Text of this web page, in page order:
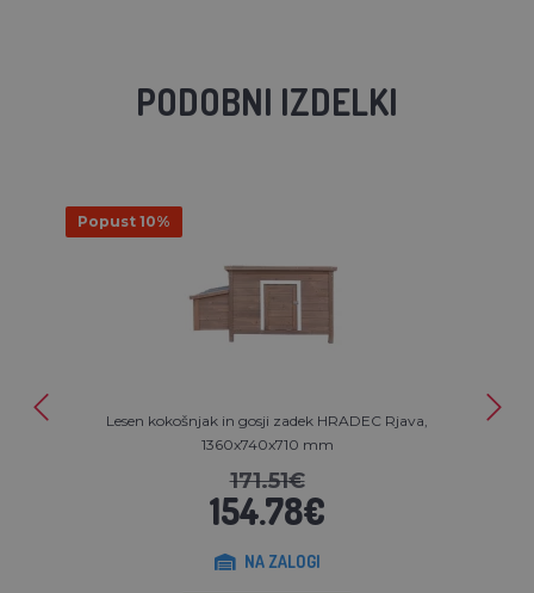
PODOBNI IZDELKI
Popust 10%
Lesen kokošnjak in gosji zadek HRADEC Rjava,
1360x740x710 mm
171.51€
154.78€
NA ZALOGI